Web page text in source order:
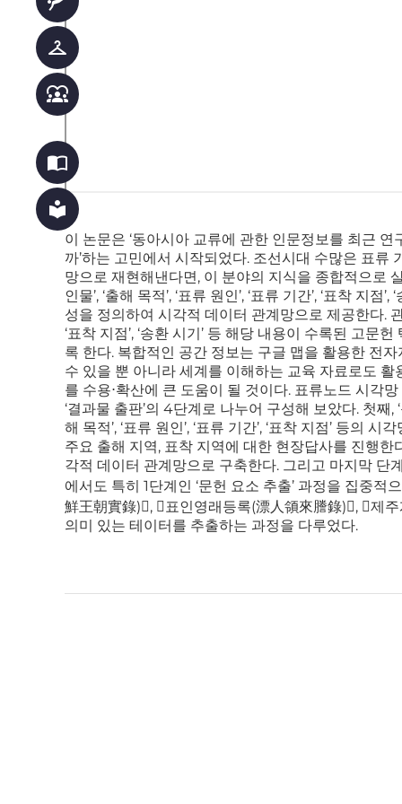
checkroom
diversity_1
import_contacts
local_library
이 논문은 ‘동아시아 교류에 관한 인문정보를 최근
까’하는 고민에서 시작되었다. 조선시대 수많은 표
망으로 재현해낸다면, 이 분야의 지식을 종합적으로
인물’, ‘출해 목적’, ‘표류 원인’, ‘표류 기간’, ‘표착 지
성을 정의하여 시각적 데이터 관계망으로 제공한다. 관
‘표착 지점’, ‘송환 시기’ 등 해당 내용이 수록된 고
록 한다. 복합적인 공간 정보는 구글 맵을 활용한 전
수 있을 뿐 아니라 세계를 이해하는 교육 자료로도
를 수용⋅확산에 큰 도움이 될 것이다. 표류노드 시각
‘결과물 출판’의 4단계로 나누어 구성해 보았다. 첫째,
해 목적’, ‘표류 원인’, ‘표류 기간’, ‘표착 지점’ 등의
주요 출해 지역, 표착 지역에 대한 현장답사를 진행
각적 데이터 관계망으로 구축한다. 그리고 마지막 단
에서도 특히 1단계인 ‘문헌 요소 추출’ 과정을 집중
鮮王朝實錄)󰡕, 󰡔표인영래등록(漂人領來謄錄)󰡕, 󰡔제
의미 있는 테이터를 추출하는 과정을 다루었다.